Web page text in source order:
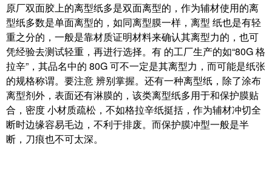
原厂双面胶上的离型纸多是双面离型的，作为辅材使用的离
型纸多数是单面离型的，如同离型膜一样，离型 纸也是有轻
重之分的，一般是靠材质证明材料来确认其离型力的，也可
凭经验去测试轻重，再进行选择。有 的工厂生产的如“80G 格
拉辛”，其品名中的 80G 可不一定是其离型力，而可能是纸张
的规格称谓。要注意 辨别掌握。还有一种离型纸，除了涂布
离型剂外，表面还有淋膜的，该类离型纸多用于和保护膜贴
合，密度 小材质疏松，不如格拉辛纸挺括，作为辅材冲切全
断时边缘容易毛边，不利于排废。而保护膜冲型一般是半
断，刀痕也不可太深。